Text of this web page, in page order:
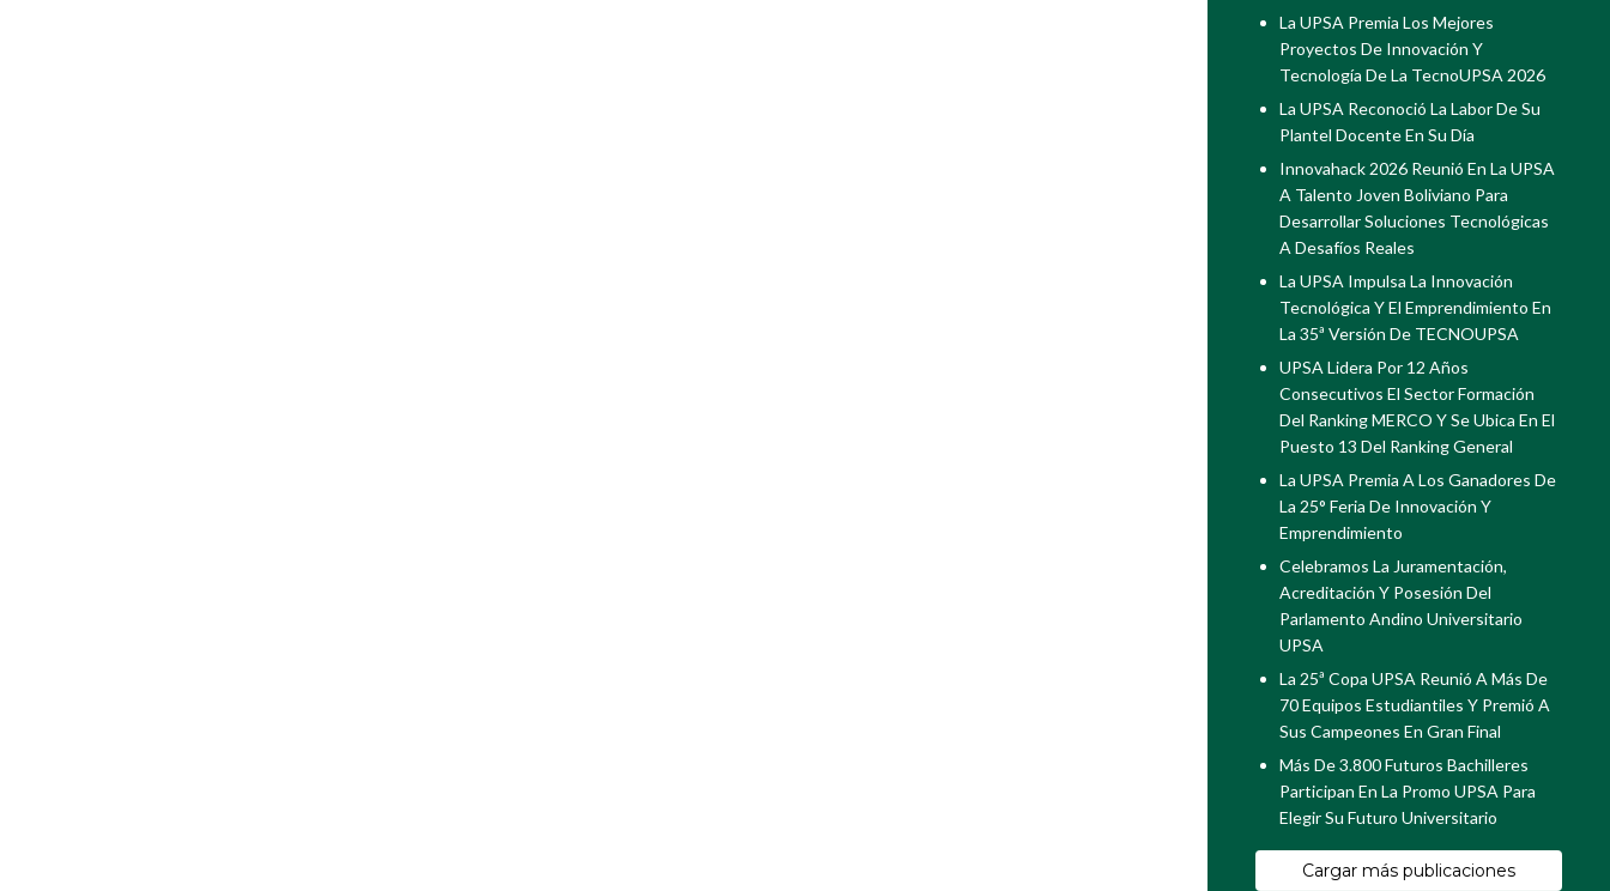
La UPSA Premia Los Mejores
Proyectos De Innovación Y
Tecnología De La TecnoUPSA 2026
La UPSA Reconoció La Labor De Su
Plantel Docente En Su Día
Innovahack 2026 Reunió En La UPSA
A Talento Joven Boliviano Para
Desarrollar Soluciones Tecnológicas
A Desafíos Reales
La UPSA Impulsa La Innovación
Tecnológica Y El Emprendimiento En
La 35ª Versión De TECNOUPSA
UPSA Lidera Por 12 Años
Consecutivos El Sector Formación
Del Ranking MERCO Y Se Ubica En El
Puesto 13 Del Ranking General
La UPSA Premia A Los Ganadores De
La 25° Feria De Innovación Y
Emprendimiento
Celebramos La Juramentación,
Acreditación Y Posesión Del
Parlamento Andino Universitario
UPSA
La 25ª Copa UPSA Reunió A Más De
70 Equipos Estudiantiles Y Premió A
Sus Campeones En Gran Final
Más De 3.800 Futuros Bachilleres
Participan En La Promo UPSA Para
Elegir Su Futuro Universitario
Cargar más publicaciones